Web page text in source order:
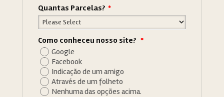
Quantas Parcelas? *
Como conheceu nosso site? *
Google
Facebook
Indicação de um amigo
Através de um folheto
Nenhuma das opções acima.